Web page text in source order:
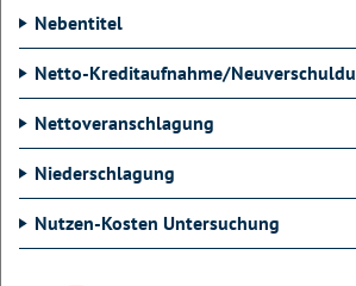
Nebentitel
Netto-Kreditaufnahme/
Nettoveranschlagung
Niederschlagung
Nutzen-Kosten Untersuchung